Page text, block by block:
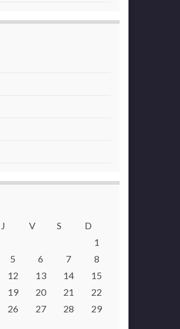
J V S
D
1
5 6 7
8
12 13 14
15
19 20 21
22
26 27 28
29